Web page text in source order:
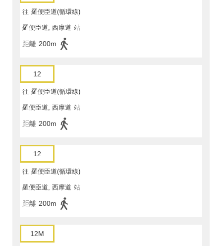
往 羅便臣道(循環線)
羅便臣道, 西摩道 站
距離 200m
12
往 羅便臣道(循環線)
羅便臣道, 西摩道 站
距離 200m
12
往 羅便臣道(循環線)
羅便臣道, 西摩道 站
距離 200m
12M